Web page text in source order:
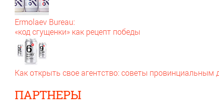
Ermolaev Bureau:
«код сгущенки» как рецепт победы
Как открыть свое агентство: советы провинциальным
ПАРТНЕРЫ